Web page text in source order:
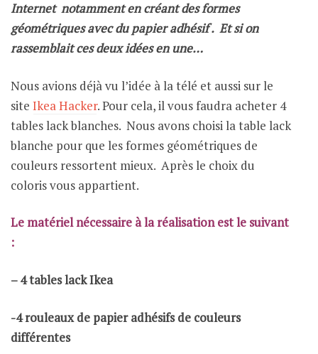
Internet notamment en créant des formes
géométriques avec du papier adhésif . Et si on
rassemblait ces deux idées en une…
Nous avions déjà vu l’idée à la télé et aussi sur le
site Ikea Hacker. Pour cela, il vous faudra acheter 4
tables lack blanches. Nous avons choisi la table lack
blanche pour que les formes géométriques de
couleurs ressortent mieux. Après le choix du
coloris vous appartient.
Le matériel nécessaire à la réalisation est le suivant
:
– 4 tables lack Ikea
-4 rouleaux de papier adhésifs de couleurs
différentes